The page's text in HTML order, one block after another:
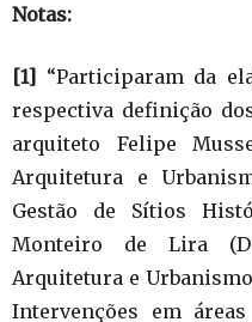
Notas:
[1] “Participaram da
respectiva definição
arquiteto Felipe
Arquitetura e
Gestão de Sítios
Monteiro de Lira
Arquitetura e
Intervenções em